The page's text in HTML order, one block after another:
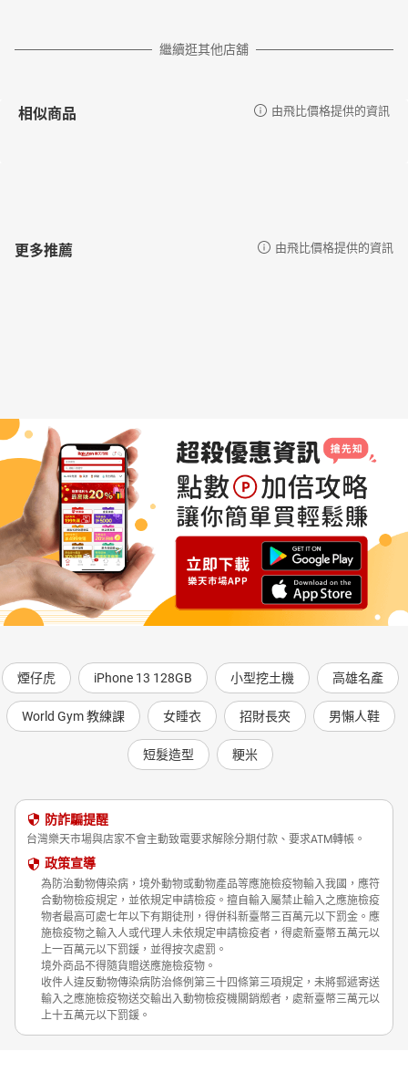
繼續逛其他店舖
相似商品 由飛比價格提供的資訊
更多推薦 由飛比價格提供的資訊
煙仔虎 iPhone 13 128GB 小型挖土機 高雄名產
World Gym 教練課 女睡衣 招財長夾 男懶人鞋
短髮造型 粳米
防詐騙提醒
台灣樂天市場與店家不會主動致電要求解除分期付款、要求ATM轉帳。
政策宣導
為防治動物傳染病，境外動物或動物產品等應施檢疫物輸入我國，應符
合動物檢疫規定，並依規定申請檢疫。擅自輸入屬禁止輸入之應施檢疫
物者最高可處七年以下有期徒刑，得併科新臺幣三百萬元以下罰金。應
施檢疫物之輸入人或代理人未依規定申請檢疫者，得處新臺幣五萬元以
上一百萬元以下罰鍰，並得按次處罰。
境外商品不得隨貨贈送應施檢疫物。
收件人違反動物傳染病防治條例第三十四條第三項規定，未將郵遞寄送
輸入之應施檢疫物送交輸出入動物檢疫機關銷燬者，處新臺幣三萬元以
上十五萬元以下罰鍰。